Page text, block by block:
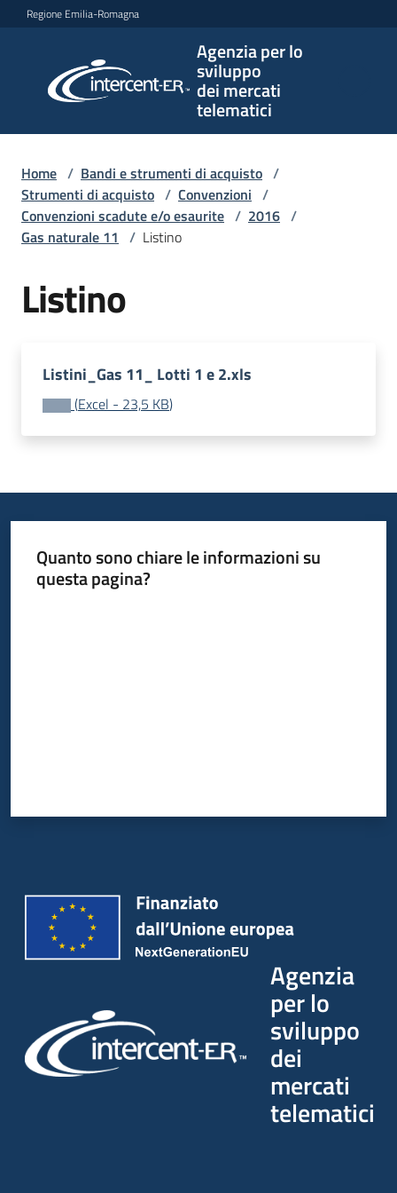
Vai al contenuto
Vai alla navigazione
Vai al footer
Regione Emilia-Romagna
Agenzia per lo
sviluppo
dei mercati
telematici
per lo
sviluppo
telematici
strumenti
acquisto
Piattaforme
telematiche
Home / Bandi e strumenti di acquisto /
Strumenti di acquisto / Convenzioni /
Convenzioni scadute e/o esaurite / 2016 /
Gas naturale 11 / Listino
Listino
Listini_Gas 11_ Lotti 1 e 2.xls
(Excel - 23,5 KB)
Quanto sono chiare le informazioni su
questa pagina?
Agenzia
per lo
sviluppo
dei
mercati
telematici